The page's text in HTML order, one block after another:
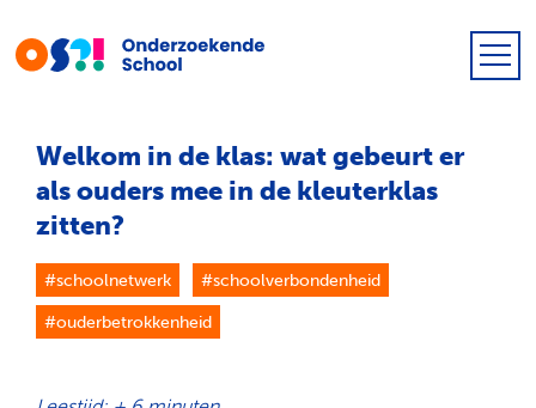
Welkom in de klas: wat gebeurt er
als ouders mee in de kleuterklas
zitten?
#schoolnetwerk #schoolverbondenheid
#ouderbetrokkenheid